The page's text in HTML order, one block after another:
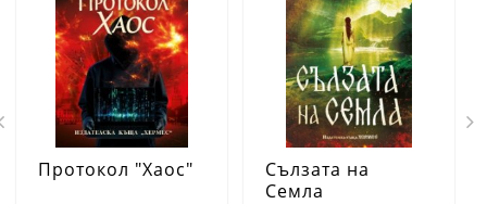
Протокол "Хаос"
Сълзата на
Семла